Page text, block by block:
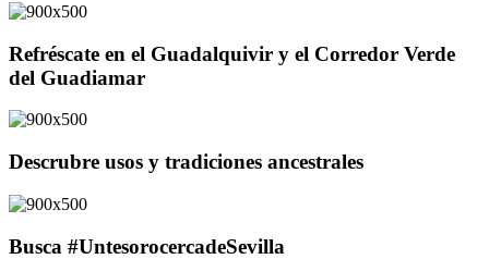
Refréscate en el Guadalquivir y el Corredor Verde
del Guadiamar
Descrubre usos y tradiciones ancestrales
Busca #UntesorocercadeSevilla